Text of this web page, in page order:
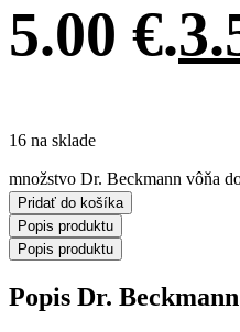
5.00 €.
16 na sklade
množstvo Dr. Beckmann vôňa
Pridať do košíka
Popis produktu
Popis produktu
Popis Dr.